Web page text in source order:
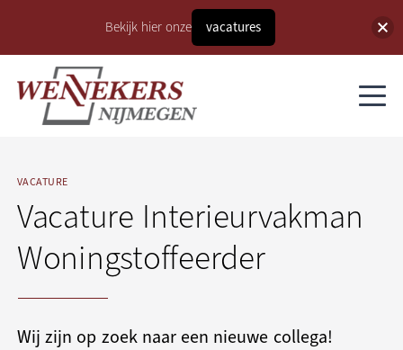
VACATURE
Vacature Interieurvakman
Woningstoffeerder
Wij zijn op zoek naar een nieuwe collega!
Bekijk hier onze vacatures